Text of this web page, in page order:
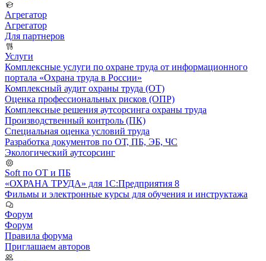
Агрегатор
Агрегатор
Для партнеров
Услуги
Комплексные услуги по охране труда от информационного
портала «Охрана труда в России»
Комплексный аудит охраны труда (ОТ)
Оценка профессиональных рисков (ОПР)
Комплексные решения аутсорсинга охраны труда
Производственный контроль (ПК)
Специальная оценка условий труда
Разработка документов по ОТ, ПБ, ЭБ, ЧС
Экологический аутсорсинг
Soft по ОТ и ПБ
«ОХРАНА ТРУДА» для 1С:Предприятия 8
Фильмы и электронные курсы для обучения и инструктажа
Форум
Форум
Правила форума
Приглашаем авторов